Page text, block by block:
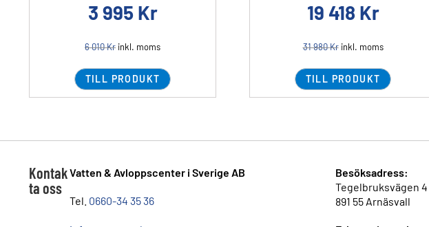
3 995 Kr
6 010Kr inkl. moms
TILL PRODUKT
19 418 Kr
31 980Krinkl. moms
TILL PRODUKT
Kontak
ta oss
Vatten & Avloppscenter i Sverige AB
Tel. 0660-34 35 36
Besöksadress:
Tegelbruksvägen 4
891 55 Arnäsvall